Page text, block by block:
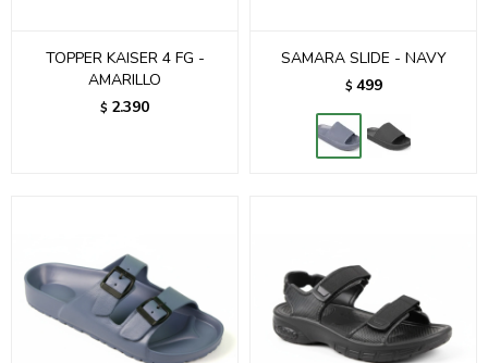
TOPPER KAISER 4 FG -
AMARILLO
$ 2.390
SAMARA SLIDE - NAVY
$ 499